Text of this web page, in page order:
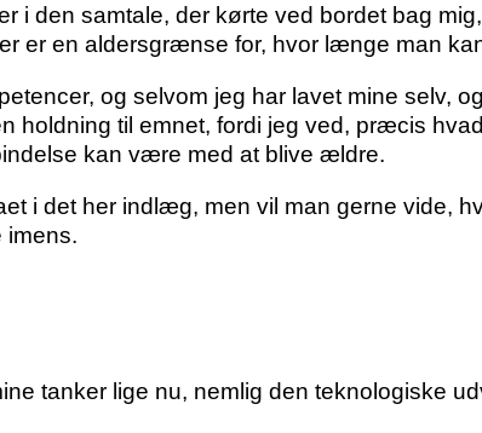
i den samtale, der kørte ved bordet bag
er en aldersgrænse for, hvor længe man
og selvom jeg har lavet mine selv,
holdning til emnet, fordi jeg ved, præcis
kan være med at blive ældre.
i det her indlæg, men vil man gerne vide,
imens.
tanker lige nu, nemlig den teknologiske